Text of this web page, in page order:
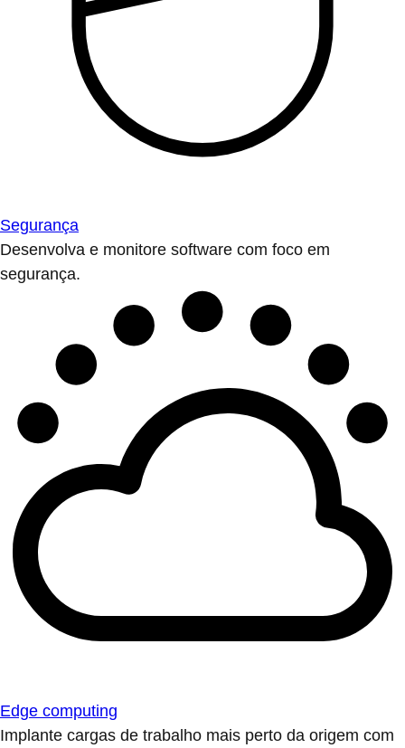
Segurança
Desenvolva e monitore software com foco em
segurança.
Edge computing
Implante cargas de trabalho mais perto da origem com